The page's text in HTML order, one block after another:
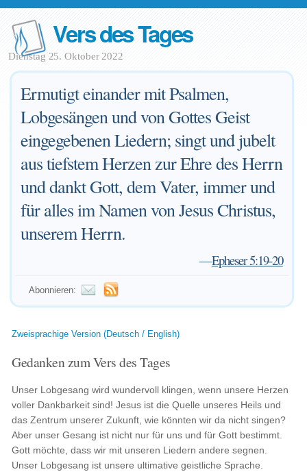
Vers des Tages
Dienstag 25. Oktober 2022
Ermutigt einander mit Psalmen,
Lobgesängen und von Gottes Geist
eingegebenen Liedern; singt und jubelt
aus tiefstem Herzen zur Ehre des Herrn
und dankt Gott, dem Vater, immer und
für alles im Namen von Jesus Christus,
unserem Herrn.
—Epheser 5:19-20
Abonnieren:
Zweisprachige Version (Deutsch / English)
Gedanken zum Vers des Tages
Unser Lobgesang wird wundervoll klingen, wenn unsere Herzen
voller Dankbarkeit sind! Jesus ist die Quelle unseres Heils und
das Zentrum unserer Zukunft, wie könnten wir da nicht singen?
Aber unser Gesang ist nicht nur für uns und für Gott bestimmt.
Gott möchte, dass wir mit unseren Liedern andere segnen.
Unser Lobgesang ist unsere ultimative geistliche Sprache.